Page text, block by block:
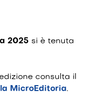
2025 si è tenuta
consulta il
MicroEditoria.